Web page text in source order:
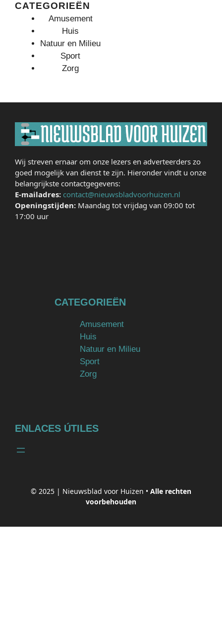
CATEGORIEËN
Amusement
Huis
Natuur en Milieu
Sport
Zorg
Wij streven ernaar om onze lezers en adverteerders zo
goed mogelijk van dienst te zijn. Hieronder vindt u onze
belangrijkste contactgegevens:
E-mailadres: contact@nieuwsbladvoorhuizen.nl
Openingstijden: Maandag tot vrijdag van 09:00 tot
17:00 uur
CATEGORIEËN
Amusement
Huis
Natuur en Milieu
Sport
Zorg
ENLACES ÚTILES
© 2025 | Nieuwsblad voor Huizen • Alle rechten
voorbehouden